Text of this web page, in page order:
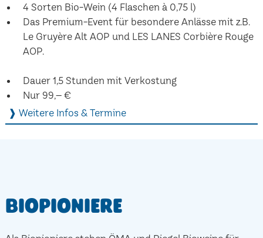
4 Sorten Bio-Wein (4 Flaschen à 0,75 l)
Das Premium-Event für besondere Anlässe mit z.B.
Le Gruyère Alt AOP und LES LANES Corbière Rouge
AOP.
Dauer 1,5 Stunden mit Verkostung
Nur 99,– €
❱ Weitere Infos & Termine
Biopioniere